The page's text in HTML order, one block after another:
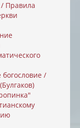
Правила
/